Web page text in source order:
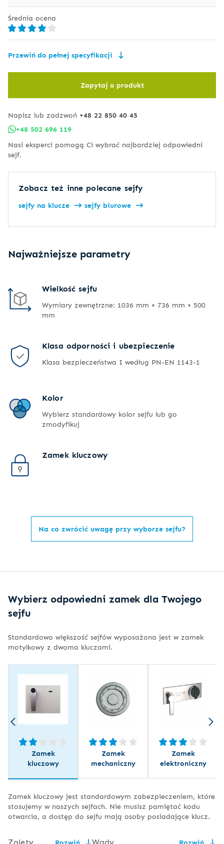
Średnia ocena
Przewiń do pełnej specyfikacji
Zapytaj o produkt
Napisz lub zadzwoń +48 22 850 40 45
+48 502 696 119
Nasi eksperci pomogą Ci wybrać najbardziej odpowiedni
sejf.
Zobacz też inne polecane sejfy
sejfy na klucze sejfy biurowe
Najważniejsze parametry
Wielkość sejfu
Wymiary zewnętrzne: 1036 mm × 736 mm × 500
mm
Klasa odporności i ubezpieczenie
Klasa bezpieczeństwa I według PN-EN 1143-1
Kolor
Wybierz standardowy kolor sejfu lub go
zmodyfikuj
Zamek kluczowy
Na co zwrócić uwagę przy wyborze sejfu?
Wybierz odpowiedni zamek dla Twojego
sejfu
Standardowo większość sejfów wyposażona jest w zamek
motylkowy z dwoma kluczami.
Zamek
kluczowy
Zamek
mechaniczny
Zamek
elektroniczny
Zamek kluczowy jest standardowym zabezpieczeniem, które
stosujemy w naszych sejfach. Nie musisz pamiętać kodu
otwarcia, a dostęp do sejfu mają osoby posiadające klucz.
Rozwiń Rozwiń